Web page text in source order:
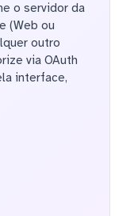
o servidor da
(Web ou
outro
via OAuth
interface,